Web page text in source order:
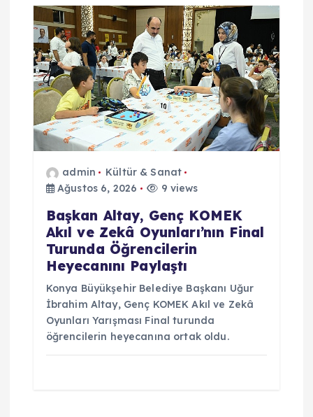
admin
Kültür & Sanat
Ağustos 6, 2026
9 views
Başkan Altay, Genç KOMEK
Akıl ve Zekâ Oyunları’nın Final
Turunda Öğrencilerin
Heyecanını Paylaştı
Konya Büyükşehir Belediye Başkanı Uğur
İbrahim Altay, Genç KOMEK Akıl ve Zekâ
Oyunları Yarışması Final turunda
öğrencilerin heyecanına ortak oldu.